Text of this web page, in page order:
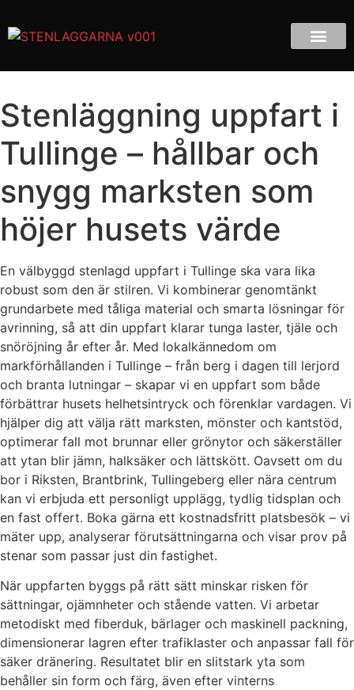
Stenläggning uppfart i
Tullinge – hållbar och
snygg marksten som
höjer husets värde
En välbyggd stenlagd uppfart i Tullinge ska vara lika
robust som den är stilren. Vi kombinerar genomtänkt
grundarbete med tåliga material och smarta lösningar för
avrinning, så att din uppfart klarar tunga laster, tjäle och
snöröjning år efter år. Med lokalkännedom om
markförhållanden i Tullinge – från berg i dagen till lerjord
och branta lutningar – skapar vi en uppfart som både
förbättrar husets helhetsintryck och förenklar vardagen. Vi
hjälper dig att välja rätt marksten, mönster och kantstöd,
optimerar fall mot brunnar eller grönytor och säkerställer
att ytan blir jämn, halksäker och lättskött. Oavsett om du
bor i Riksten, Brantbrink, Tullingeberg eller nära centrum
kan vi erbjuda ett personligt upplägg, tydlig tidsplan och
en fast offert. Boka gärna ett kostnadsfritt platsbesök – vi
mäter upp, analyserar förutsättningarna och visar prov på
stenar som passar just din fastighet.
När uppfarten byggs på rätt sätt minskar risken för
sättningar, ojämnheter och stående vatten. Vi arbetar
metodiskt med fiberduk, bärlager och maskinell packning,
dimensionerar lagren efter trafiklaster och anpassar fall för
säker dränering. Resultatet blir en slitstark yta som
behåller sin form och färg, även efter vinterns